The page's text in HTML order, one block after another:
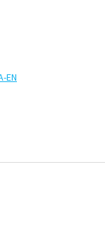
EN